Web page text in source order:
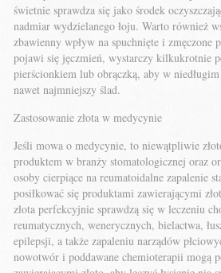
świetnie sprawdza się jako środek
nadmiar wydzielanego łoju. Warto również
zbawienny wpływ na spuchnięte i zmęczone
pojawi się jęczmień, wystarczy kilkukrotnie
pierścionkiem lub obrączką, aby w
nawet najmniejszy ślad.
Zastosowanie złota w medycynie
Jeśli mowa o medycynie, to niewątpliwie
produktem w branży stomatologicznej oraz
osoby cierpiące na reumatoidalne zapalenie
posiłkować się produktami zawierającymi
złota perfekcyjnie sprawdzą się w leczeniu
reumatycznych, wenerycznych, bielactwa,
epilepsji, a także zapaleniu narządów
nowotwór i poddawane chemioterapii mogą